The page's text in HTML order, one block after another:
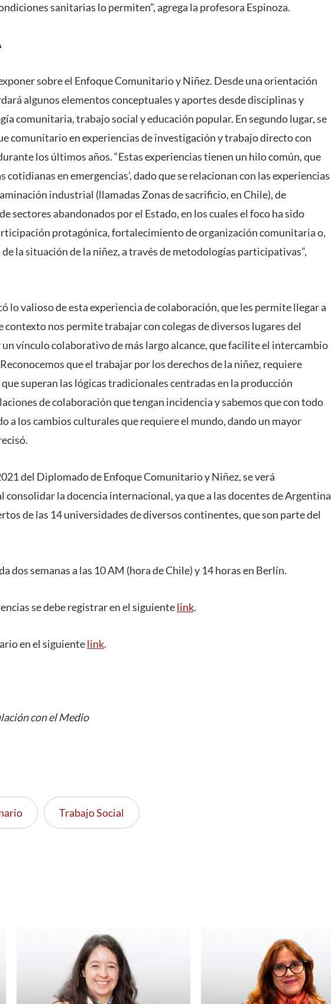
sanitarias lo permiten”, agrega la profesora Espinoza.
sobre el Enfoque Comunitario y Niñez. Desde una orientación
algunos elementos conceptuales y aportes desde disciplinas y
comunitaria, trabajo social y educación popular. En segundo lugar, se
comunitario en experiencias de investigación y trabajo directo con
los últimos años. “Estas experiencias tienen un hilo común, que
cotidianas en emergencias’, dado que se relacionan con las experiencias
industrial (llamadas Zonas de sacrificio, en Chile), de
sectores abandonados por el Estado, en los cuales el foco ha sido
protagónica, fortalecimiento de organización comunitaria o,
la situación de la niñez, a través de metodologías participativas”,
lo valioso de esta experiencia de colaboración, que les permite llegar a
contexto nos permite trabajar con colegas de diversos lugares del
vínculo colaborativo de más largo alcance, que facilite el intercambio
que el trabajar por los derechos de la niñez, requiere
superan las lógicas tradicionales centradas en la producción
de colaboración que tengan incidencia y sabemos que con todo
a los cambios culturales que requiere el mundo, dando un mayor
del Diplomado de Enfoque Comunitario y Niñez, se verá
consolidar la docencia internacional, ya que a las docentes de Argentina
de las 14 universidades de diversos continentes, que son parte del
dos semanas a las 10 AM (hora de Chile) y 14 horas en Berlín.
se debe registrar en el siguientelink.
en el siguientelink.
con el Medio
Trabajo Social